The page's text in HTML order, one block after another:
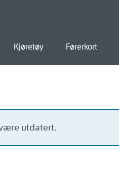
Kjøretøy Førerkort
utdatert.